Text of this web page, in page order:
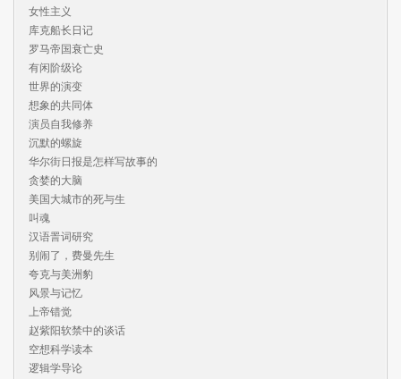
女性主义
库克船长日记
罗马帝国衰亡史
有闲阶级论
世界的演变
想象的共同体
演员自我修养
沉默的螺旋
华尔街日报是怎样写故事的
贪婪的大脑
美国大城市的死与生
叫魂
汉语詈词研究
别闹了，费曼先生
夸克与美洲豹
风景与记忆
上帝错觉
赵紫阳软禁中的谈话
空想科学读本
逻辑学导论